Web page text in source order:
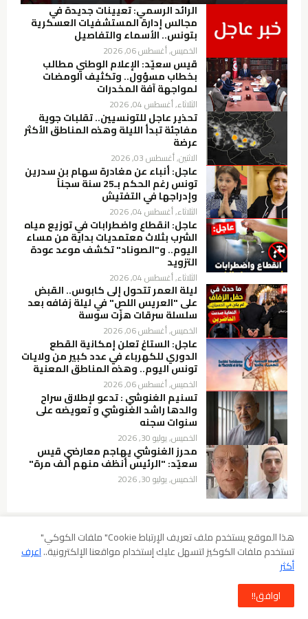
الرائد الرسمي: تعيينات جديدة في
مجالس إدارة المستشفيات العسكرية
بتونس.. الأسماء والتفاصيل
الخميس, أغسطس 06, 2026
قيس سعيّد: الإعلام الوطني مطالب
بخطاب مسؤول.. وتكثيف الومضات
لمواجهة آفة المخدرات
الثلاثاء, أغسطس 04, 2026
تحذير عاجل للتونسيين.. تقلبات جوية
مفاجئة تبدأ الليلة وهذه المناطق الأكثر
عرضة
الاثنين, أغسطس 03, 2026
عاجل: أنباء عن مغادرة سهام بن سدرين
تونس رغم الحكم بـ25 سنة سجناً
وإدراجها في التفتيش
الثلاثاء, أغسطس 04, 2026
عاجل: انقطاع واضطرابات في توزيع مياه
الشرب بثلاث معتمديات بداية من مساء
اليوم.. و"الصوناد" تكشف موعد عودة
التزويد
الثلاثاء, أغسطس 04, 2026
ليلة العمر تتحول إلى كابوس.. القبض
على "العريس اللص" في ليلة زفافه بعد
سلسلة سرقات هزّت سوسة
الخميس, أغسطس 06, 2026
عاجل: الستاغ تعلن إمكانية القطع
الدوري للكهرباء في عدد كبير من ولايات
تونس اليوم.. وهذه المناطق المعنية
الخميس, أغسطس 06, 2026
تسنيم الغنوشي : تدعو لإطلاق سراح
والدها راشد الغنوشي و تعويضه على
سنوات سجنه
الخميس, يوليو 30, 2026
محرز الغنوشي يهاجم معارضي قيس
سعيّد: "الرئيس أنظف منهم ألف مرة"
الخميس, يوليو 30, 2026
سياسة الخصوصية شروط الإستخدام
إخلاء المسؤولية
سياسة ملفات الارتباط (Cookies)
هذا الموقع يستخدم ملف تعريف الإرتباط Cookie" ملفات الكوكي"
تستخدم ملفات الكوكيز لتسهل عليك إستخدام مواقعنا الإلكترونية..اعرف
أكثر
اوافق!!